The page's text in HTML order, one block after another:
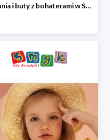
Ubrania i buty z bohaterami w Smyku do -50%